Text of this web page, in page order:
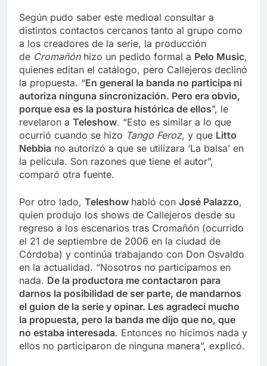
Según pudo saber este medioal consultar a
distintos contactos cercanos tanto al grupo como
a los creadores de la serie, la producción
de Cromañón hizo un pedido formal a Pelo Music,
quienes editan el catálogo, pero Callejeros declinó
la propuesta. “En general la banda no participa ni
autoriza ninguna sincronización. Pero era obvio,
porque esa es la postura histórica de ellos”, le
revelaron a Teleshow. “Esto es similar a lo que
ocurrió cuando se hizo Tango Feroz, y que Litto
Nebbia no autorizó a que se utilizara ‘La balsa’ en
la película. Son razones que tiene el autor”,
comparó otra fuente.
Por otro lado, Teleshow habló con José Palazzo,
quien produjo los shows de Callejeros desde su
regreso a los escenarios tras Cromañón (ocurrido
el 21 de septiembre de 2006 en la ciudad de
Córdoba) y continúa trabajando con Don Osvaldo
en la actualidad. “Nosotros no participamos en
nada. De la productora me contactaron para
darnos la posibilidad de ser parte, de mandarnos
el guion de la serie y opinar. Les agradecí mucho
la propuesta, pero la banda me dijo que no, que
no estaba interesada. Entonces no hicimos nada y
ellos no participaron de ninguna manera”, explicó.